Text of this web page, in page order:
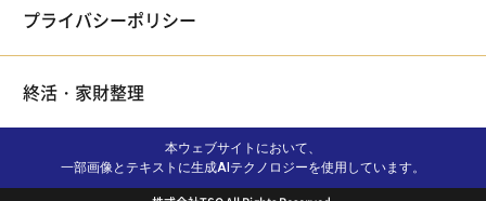
プライバシーポリシー
終活・家財整理
本ウェブサイトにおいて、
一部画像とテキストに生成AIテクノロジーを使用しています。